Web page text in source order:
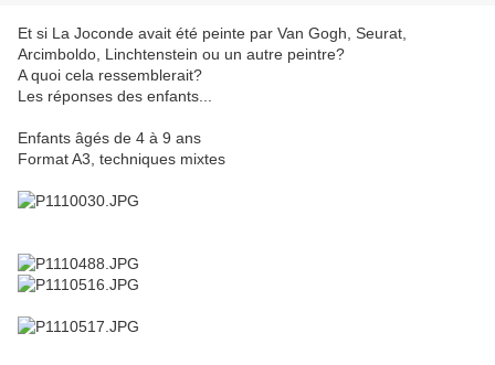
Et si La Joconde avait été peinte par Van Gogh, Seurat,
Arcimboldo, Linchtenstein ou un autre peintre?
A quoi cela ressemblerait?
Les réponses des enfants...
Enfants âgés de 4 à 9 ans
Format A3, techniques mixtes